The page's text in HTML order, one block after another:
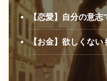
【恋愛】自分の意志
【お金】欲しくない